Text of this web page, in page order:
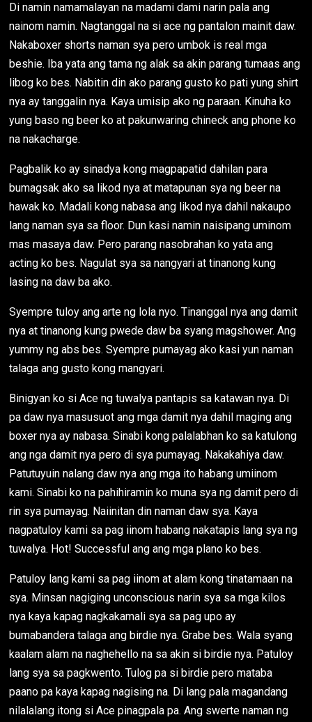
Di namin namamalayan na madami dami narin pala ang
nainom namin. Nagtanggal na si ace ng pantalon mainit daw.
Nakaboxer shorts naman sya pero umbok is real mga
beshie. Iba yata ang tama ng alak sa akin parang tumaas ang
libog ko bes. Nabitin din ako parang gusto ko pati yung shirt
nya ay tanggalin nya. Kaya umisip ako ng paraan. Kinuha ko
yung baso ng beer ko at pakunwaring chineck ang phone ko
na nakacharge.
Pagbalik ko ay sinadya kong magpapatid dahilan para
bumagsak ako sa likod nya at matapunan sya ng beer na
hawak ko. Madali kong nabasa ang likod nya dahil nakaupo
lang naman sya sa floor. Dun kasi namin naisipang uminom
mas masaya daw. Pero parang nasobrahan ko yata ang
acting ko bes. Nagulat sya sa nangyari at tinanong kung
lasing na daw ba ako.
Syempre tuloy ang arte ng lola nyo. Tinanggal nya ang damit
nya at tinanong kung pwede daw ba syang magshower. Ang
yummy ng abs bes. Syempre pumayag ako kasi yun naman
talaga ang gusto kong mangyari.
Binigyan ko si Ace ng tuwalya pantapis sa katawan nya. Di
pa daw nya masusuot ang mga damit nya dahil maging ang
boxer nya ay nabasa. Sinabi kong palalabhan ko sa katulong
ang nga damit nya pero di sya pumayag. Nakakahiya daw.
Patutuyuin nalang daw nya ang mga ito habang umiinom
kami. Sinabi ko na pahihiramin ko muna sya ng damit pero di
rin sya pumayag. Naiinitan din naman daw sya. Kaya
nagpatuloy kami sa pag iinom habang nakatapis lang sya ng
tuwalya. Hot! Successful ang ang mga plano ko bes.
Patuloy lang kami sa pag iinom at alam kong tinatamaan na
sya. Minsan nagiging unconscious narin sya sa mga kilos
nya kaya kapag nagkakamali sya sa pag upo ay
bumabandera talaga ang birdie nya. Grabe bes. Wala syang
kaalam alam na naghehello na sa akin si birdie nya. Patuloy
lang sya sa pagkwento. Tulog pa si birdie pero mataba
paano pa kaya kapag nagising na. Di lang pala magandang
nilalalang itong si Ace pinagpala pa. Ang swerte naman ng